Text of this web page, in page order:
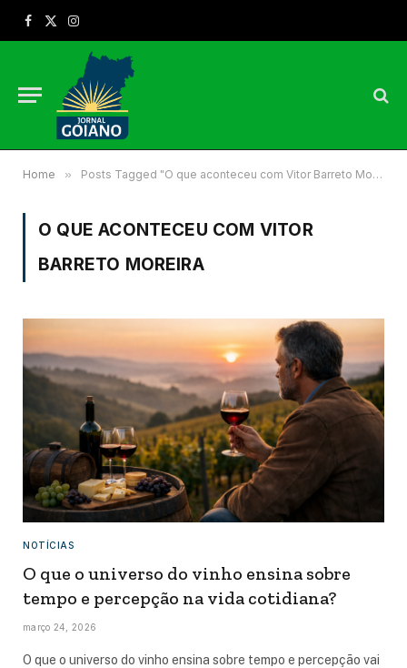
Facebook
X
Instagram
Home » Posts Tagged "O que aconteceu com Vitor Barreto Moreira"
O QUE ACONTECEU COM VITOR
BARRETO MOREIRA
NOTÍCIAS
O que o universo do vinho ensina sobre
tempo e percepção na vida cotidiana?
março 24, 2026
O que o universo do vinho ensina sobre tempo e percepção vai